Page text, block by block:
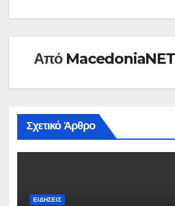
Από MacedoniaNET
Σχετικό Άρθρο
ΕΙΔΉΣΕΙΣ